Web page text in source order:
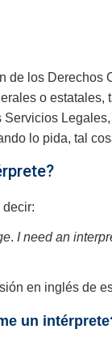
de los
o
lo pida, tal
. I need an
en inglés de
un